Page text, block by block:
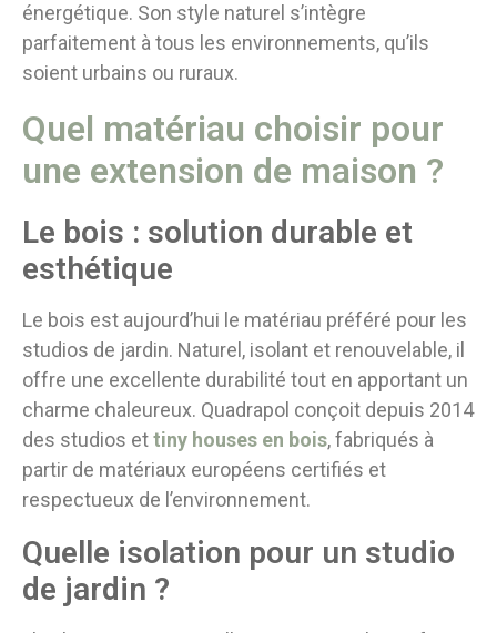
énergétique. Son style naturel s’intègre
parfaitement à tous les environnements, qu’ils
soient urbains ou ruraux.
Quel matériau choisir pour
une extension de maison ?
Le bois : solution durable et
esthétique
Le bois est aujourd’hui le matériau préféré pour les
studios de jardin. Naturel, isolant et renouvelable, il
offre une excellente durabilité tout en apportant un
charme chaleureux. Quadrapol conçoit depuis 2014
des studios ettiny houses en bois, fabriqués à
partir de matériaux européens certifiés et
respectueux de l’environnement.
Quelle isolation pour un studio
de jardin ?